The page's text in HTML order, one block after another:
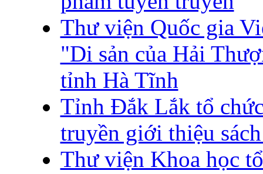
Thư viện Quốc gia
"Di sản của Hải
tỉnh Hà Tĩnh
Tỉnh Đắk Lắk tổ
truyền giới thiệu
Thư viện Khoa học